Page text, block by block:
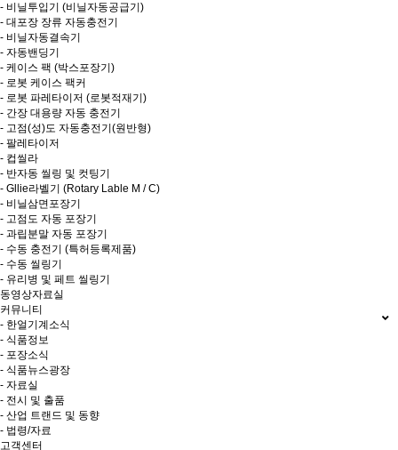
- 비닐투입기 (비닐자동공급기)
- 대포장 장류 자동충전기
- 비닐자동결속기
- 자동밴딩기
- 케이스 팩 (박스포장기)
- 로봇 케이스 팩커
- 로봇 파레타이저 (로봇적재기)
- 간장 대용량 자동 충전기
- 고점(성)도 자동충전기(원반형)
- 팔레타이저
- 컵씰라
- 반자동 씰링 및 컷팅기
- Gllie라벨기 (Rotary Lable M / C)
- 비닐삼면포장기
- 고점도 자동 포장기
- 과립분말 자동 포장기
- 수동 충전기 (특허등록제품)
- 수동 씰링기
- 유리병 및 페트 씰링기
동영상자료실
커뮤니티
- 한얼기계소식
- 식품정보
- 포장소식
- 식품뉴스광장
- 자료실
- 전시 및 출품
- 산업 트랜드 및 동향
- 법령/자료
고객센터